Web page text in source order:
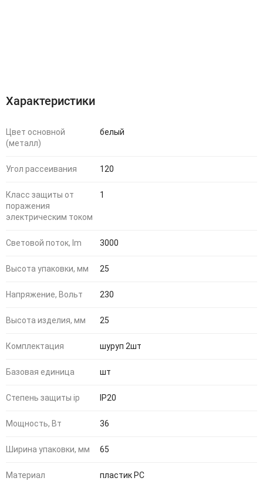
Характеристики
Цвет основной
(металл)
белый
Угол рассеивания 120
Класс защиты от
поражения
электрическим током
1
Световой поток, lm 3000
Высота упаковки, мм 25
Напряжение, Вольт 230
Высота изделия, мм 25
Комплектация шуруп 2шт
Базовая единица шт
Степень защиты ip IP20
Мощность, Вт 36
Ширина упаковки, мм 65
Материал
пластик PC